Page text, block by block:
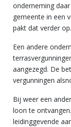
onderneming
gemeente in een
pakt dat verder op.
Een andere
aangezegd. De
vergunningen
Bij weer een
loon te
leidinggevende